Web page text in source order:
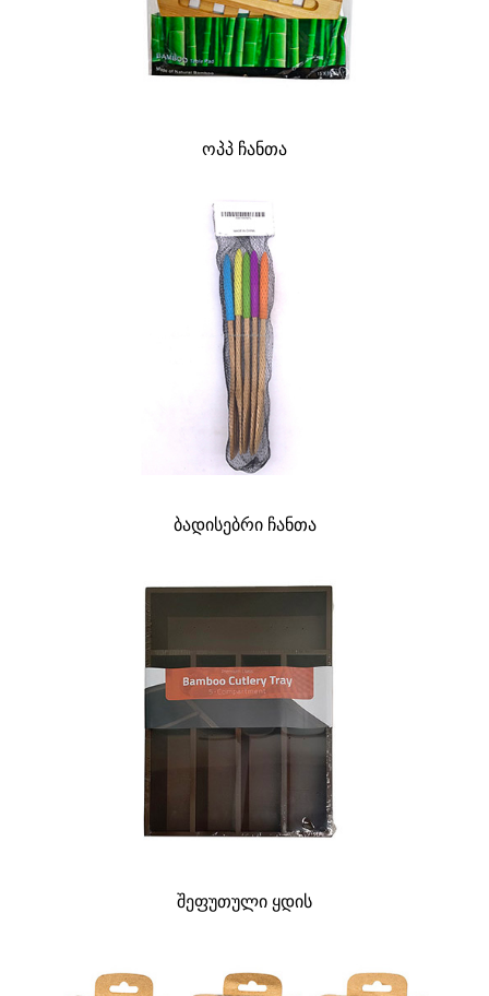
ოპპ ჩანთა
ბადისებრი ჩანთა
შეფუთული ყდის